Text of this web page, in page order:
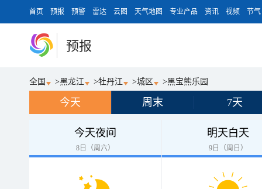
首页 预报 预警 雷达 云图 天气地图 专业产品 资讯 视频 节气
预报
全国 >黑龙江 >牡丹江 >城区 >黑宝熊乐园
今天 周末 7天
今天夜间
8日（周六）
明天白天
9日（周日）